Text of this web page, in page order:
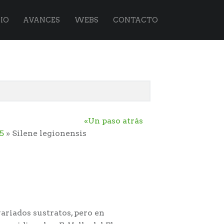
AVANCES WEBS CONTACTO
«Un paso atrás
» Silene legionensis
sustratos, pero en